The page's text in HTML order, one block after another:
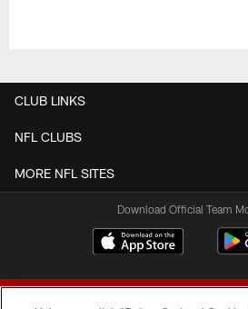
CLUB LINKS
NFL CLUBS
MORE NFL SITES
Download Official Team